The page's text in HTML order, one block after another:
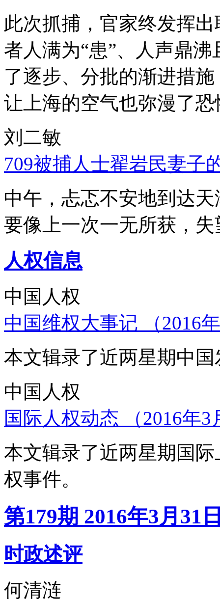
此次抓捕，官家终发挥
者人满为“患”、人声鼎
了逐步、分批的渐进措
让上海的空气也弥漫了
刘二敏
709被捕人士翟岩民妻子
中午，忐忑不安地到达
要像上一次一无所获，
人权信息
中国人权
中国维权大事记 （2016
本文辑录了近两星期中
中国人权
国际人权动态 （2016年
本文辑录了近两星期国
权事件。
第179期 2016年3月31
时政述评
何清涟